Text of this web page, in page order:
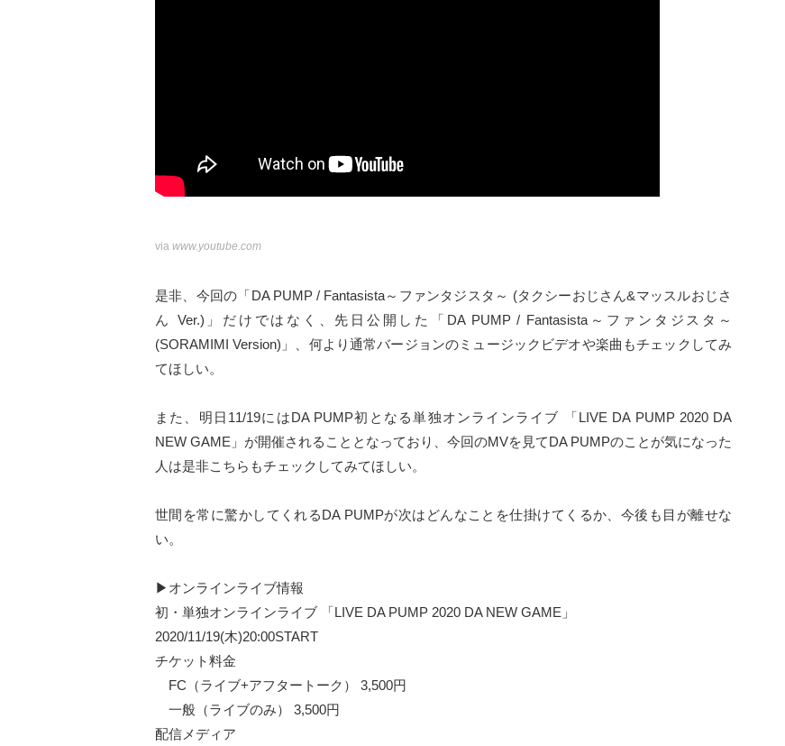
via www.youtube.com
是非、今回の「DA PUMP / Fantasista～ファンタジスタ～ (タクシーおじさん&マッスルおじさ
ん Ver.)」だけではなく、先日公開した「DA PUMP / Fantasista～ファンタジスタ～
(SORAMIMI Version)」、何より通常バージョンのミュージックビデオや楽曲もチェックしてみ
てほしい。
また、明日11/19にはDA PUMP初となる単独オンラインライブ 「LIVE DA PUMP 2020 DA
NEW GAME」が開催されることとなっており、今回のMVを見てDA PUMPのことが気になった
人は是非こちらもチェックしてみてほしい。
世間を常に驚かしてくれるDA PUMPが次はどんなことを仕掛けてくるか、今後も目が離せな
い。
▶︎オンラインライブ情報
初・単独オンラインライブ 「LIVE DA PUMP 2020 DA NEW GAME」
2020/11/19(木)20:00START
チケット料金
FC（ライブ+アフタートーク） 3,500円
一般（ライブのみ） 3,500円
配信メディア